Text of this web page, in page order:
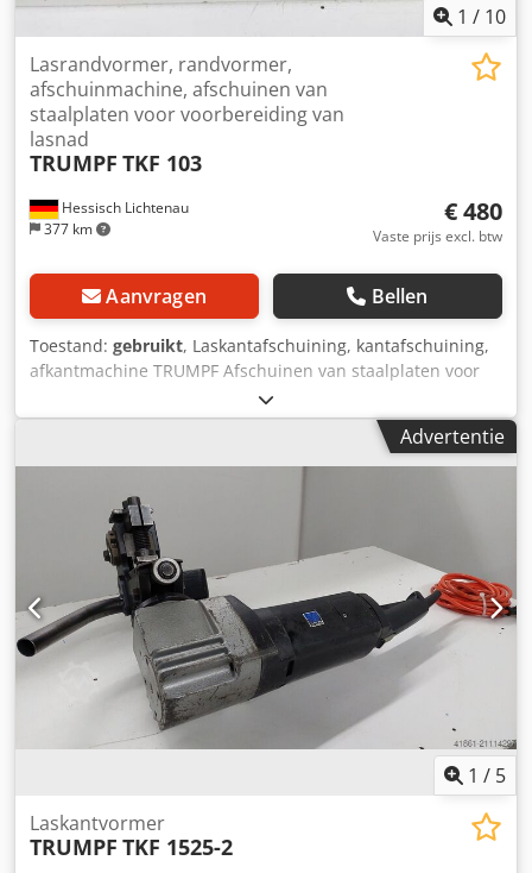
1 / 10
Hessisch Lichtenau
377 km
Lasrandvormer, randvormer,
afschuinmachine, afschuinen van
staalplaten voor voorbereiding van
lasnad
TRUMPF TKF 103
€ 480
Vaste prijs excl. btw
Aanvragen Bellen
Toestand: gebruikt, Laskantafschuining, kantafschuining,
afkantmachine TRUMPF Afschuinen van staalplaten voor
lasnaadvoorbereiding Type TKF 103 Plaatdikte: 4 - 25 mm
Afschuinlengte max: 10 mm Afschuinhoek: 30° Vermogen:
2000 watt Netaansluiting: 220 Volt, 50 Hz - uitgerust met
geleidingsbeugel voor 30° afschuinhoek - Naslijpbaar
duwstaal voor hoge gereedschapsbenutting - Ingesteld
voor 20 mm plaatstaal Voor het afschuinen van rechte en
gebogen randen met een straal van minstens 40 mm. Voor
het afschuinen van randen op vlakke en gebogen
werkstukken en buizen met een binnendiameter van
minstens 80 mm. Gewicht: 14 kg Chsdpedz Sq Eofx Abgja
Advertentie
1 / 5
Laskantvormer
TRUMPF TKF 1525-2